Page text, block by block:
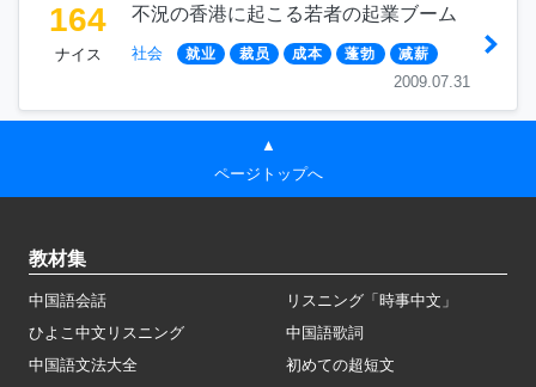
164
ナイス
不況の香港に起こる若者の起業ブーム
社会 就业 裁员 成本 蓬勃 减薪
2009.07.31
▲
ページトップへ
教材集
中国語会話
リスニング「時事中文」
ひよこ中文リスニング
中国語歌詞
中国語文法大全
初めての超短文